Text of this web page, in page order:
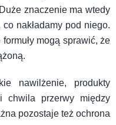
znaczenie ma wtedy
nakładamy pod niego.
mogą sprawić, że
nawilżenie, produkty
chwila przerwy między
pozostaje też ochrona